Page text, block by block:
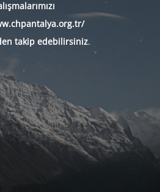
takip edebilirsiniz.